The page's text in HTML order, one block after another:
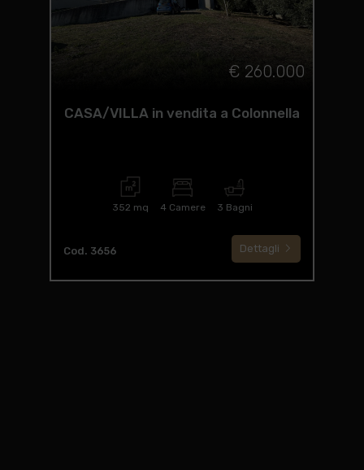
€ 260.000
CASA/VILLA in vendita a Colonnella
352 mq 4 Camere 3 Bagni
Cod. 3656 Dettagli